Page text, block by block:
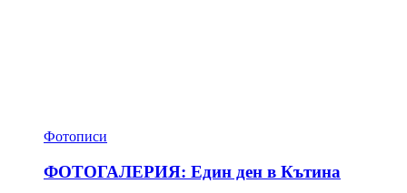
Фотописи
ФОТОГАЛЕРИЯ: Един ден в Кътина